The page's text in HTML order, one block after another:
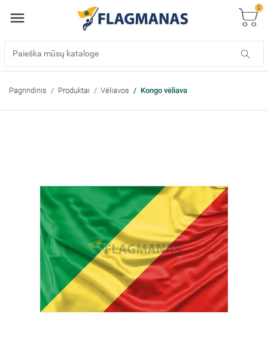
0
Pagrindinis Produktai Vėliavos Kongo vėliava